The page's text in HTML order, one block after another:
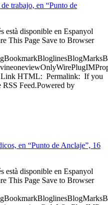
trabajo, en “Punto de
està disponible en Espanyol
This Page Save to Browser
Link HTML: Permalink: If you
RSS Feed.Powered by
en “Punto de Anclaje”, 16
està disponible en Espanyol
This Page Save to Browser